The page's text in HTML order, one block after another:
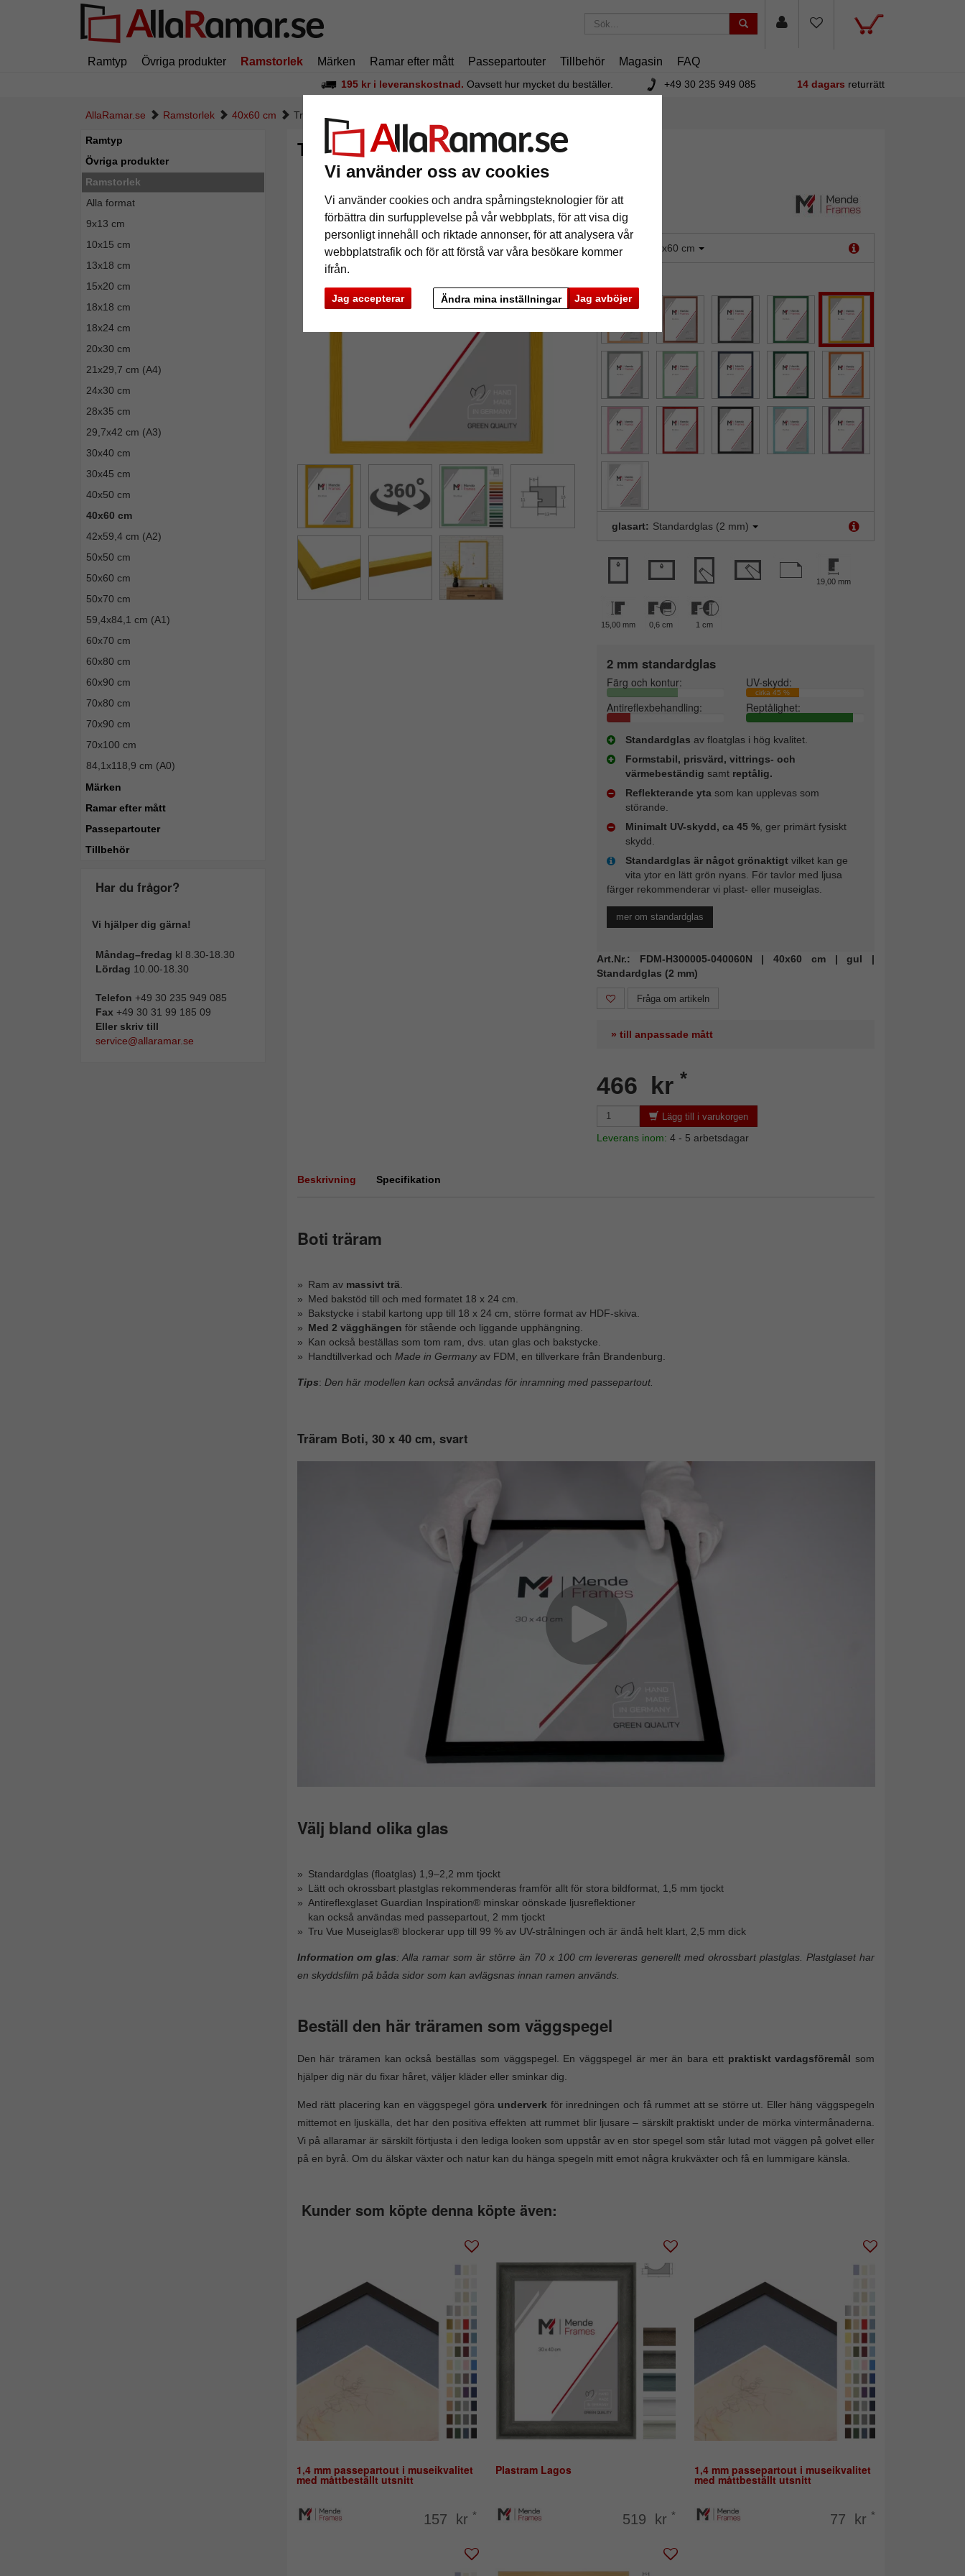
Vi använder oss av cookies
Vi använder cookies och andra spårningsteknologier för att
förbättra din surfupplevelse på vår webbplats, för att visa dig
personligt innehåll och riktade annonser, för att analysera vår
webbplatstrafik och för att förstå var våra besökare kommer
ifrån.
Jag accepterar Jag avböjer
Ändra mina inställningar
Ramtyp Övriga produkter Ramstorlek Märken Ramar efter mått Passepartouter Tillbehör Magasin FAQ
195 kr i leveranskostnad. Oavsett hur mycket du beställer. +49 30 235 949 085 14 dagars returrätt
AllaRamar.se Ramstorlek 40x60 cm Träram Boti
Ramtyp
Övriga produkter
Ramstorlek
Alla format
9x13 cm
10x15 cm
13x18 cm
15x20 cm
18x18 cm
18x24 cm
20x30 cm
21x29,7 cm (A4)
24x30 cm
28x35 cm
29,7x42 cm (A3)
30x40 cm
30x45 cm
40x50 cm
40x60 cm
42x59,4 cm (A2)
50x50 cm
50x60 cm
50x70 cm
59,4x84,1 cm (A1)
60x70 cm
60x80 cm
60x90 cm
70x80 cm
70x90 cm
70x100 cm
84,1x118,9 cm (A0)
Märken
Ramar efter mått
Passepartouter
Tillbehör
Har du frågor?
Vi hjälper dig gärna!
Måndag–fredag kl 8.30-18.30
Lördag 10.00-18.30
Telefon +49 30 235 949 085
Fax +49 30 31 99 185 09
Eller skriv till
service@allaramar.se
Träram Boti
format: 40x60 cm
glasart: Standardglas (2 mm)
19,00 mm
15,00 mm 0,6 cm 1 cm
2 mm standardglas
Färg och kontur: UV-skydd:
cirka 45 %
Antireflexbehandling: Reptålighet:
Standardglas av floatglas i hög kvalitet.
Formstabil, prisvärd, vittrings- och
värmebeständig samt reptålig.
Reflekterande yta som kan upplevas som
störande.
Minimalt UV-skydd, ca 45 %, ger primärt fysiskt
skydd.
Standardglas är något grönaktigtvilket kan ge
vita ytor en lätt grön nyans. För tavlor med ljusa
färger rekommenderar vi plast- eller museiglas.
mer om standardglas
Art.Nr.: FDM-H300005-040060N | 40x60 cm | gul |
Standardglas (2 mm)
Fråga om artikeln
» till anpassade mått
466 kr *
Lägg till i varukorgen
Leverans inom: 4 - 5 arbetsdagar
Beskrivning Specifikation
Boti träram
Ram av massivt trä
Med bakstöd till och med formatet 18 x 24 cm.
Bakstycke i stabil kartong upp till 18 x 24 cm, större format av HDF-skiva.
Med 2 vägghängen för stående och liggande upphängning.
Kan också beställas som tom ram, dvs. utan glas och bakstycke.
Handtillverkad och Made in Germanyav FDM, en tillverkare från Brandenburg.
Tips: Den här modellen kan också användas för inramning med passepartout.
Träram Boti, 30 x 40 cm, svart
Välj bland olika glas
Standardglas (floatglas) 1,9–2,2 mm tjockt
Lätt och okrossbart plastglas rekommenderas framför allt för stora bildformat, 1,5 mm tjockt
Antireflexglaset Guardian Inspiration® minskar oönskade ljusreflektioner
kan också användas med passepartout, 2 mm tjockt
Tru Vue Museiglas® blockerar upp till 99 % av UV-strålningen och är ändå helt klart, 2,5 mm dick
Information om glas: Alla ramar som är större än 70 x 100 cm levereras generellt med okrossbart plastglas. Plastglaset har
en skyddsfilm på båda sidor som kan avlägsnas innan ramen används.
Beställ den här träramen som väggspegel
Den här träramen kan också beställas som väggspegel. En väggspegel är mer än bara ett praktiskt vardagsföremål som
hjälper dig när du fixar håret, väljer kläder eller sminkar dig.
Med rätt placering kan en väggspegel göra underverk för inredningen och få rummet att se större ut. Eller häng väggspegeln
mittemot en ljuskälla, det har den positiva effekten att rummet blir ljusare – särskilt praktiskt under de mörka vintermånaderna.
Vi på allaramar är särskilt förtjusta i den lediga looken som uppstår av en stor spegel som står lutad mot väggen på golvet eller
på en byrå. Om du älskar växter och natur kan du hänga spegeln mitt emot några krukväxter och få en lummigare känsla.
Kunder som köpte denna köpte även:
1,4 mm passepartout i museikvalitet
med måttbeställt utsnitt
157 kr *
Plastram Lagos
519 kr *
1,4 mm passepartout i museikvalitet
med måttbeställt utsnitt
77 kr *